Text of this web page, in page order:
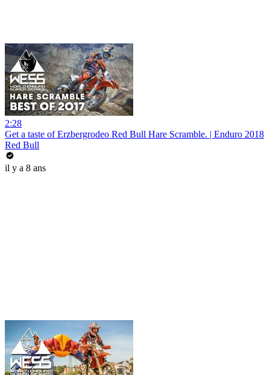
2:28
Get a taste of Erzbergrodeo Red Bull Hare Scramble. | Enduro 2018
Red Bull
il y a 8 ans